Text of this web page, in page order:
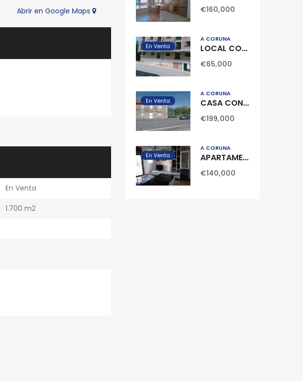
Abrir en Google Maps
En Venta
1.700 m2
€160,000
En Venta
A CORUÑA
LOCAL COMERCIAL SIN ACONDICIONAR EN RIBEIRA
€65,000
En Venta
A CORUÑA
CASA CON FINCA EN POBRA DO CARAMIÑAL
€199,000
En Venta
A CORUÑA
APARTAMENTO EN PALMEIRA
€140,000